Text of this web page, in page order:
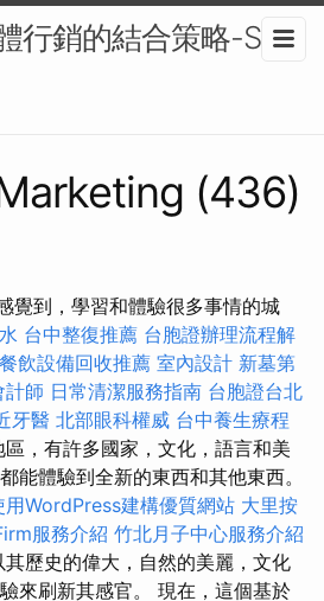
行銷的結合策略-SEO
(436)
覺到，學習和體驗很多事情的城
台中整復推薦 台胞證辦理流程解
餐飲設備回收推薦 室內設計 新墓第
計師 日常清潔服務指南 台胞證台北
牙醫 北部眼科權威 台中養生療程
，有許多國家，文化，語言和美
能體驗到全新的東西和其他東西。
用WordPress建構優質網站 大里按
服務介紹 竹北月子中心服務介紹
歷史的偉大，自然的美麗，文化
來刷新其感官。 現在，這個基於